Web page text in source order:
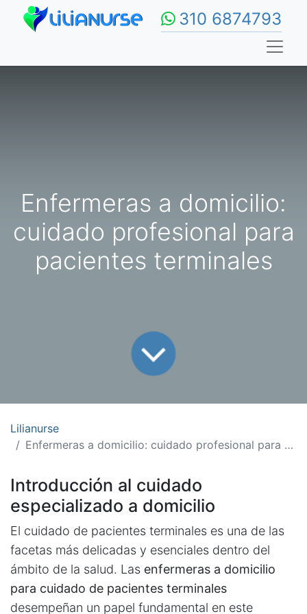
310 6874793
Enfermeras a domicilio:
cuidado profesional para
pacientes terminales
Lilianurse
Enfermeras a domicilio: cuidado profesional para pacientes terminales
Introducción al cuidado
especializado a domicilio
El cuidado de pacientes terminales es una de las
facetas más delicadas y esenciales dentro del
ámbito de la salud. Las enfermeras a domicilio
para cuidado de pacientes terminales
desempeñan un papel fundamental en este